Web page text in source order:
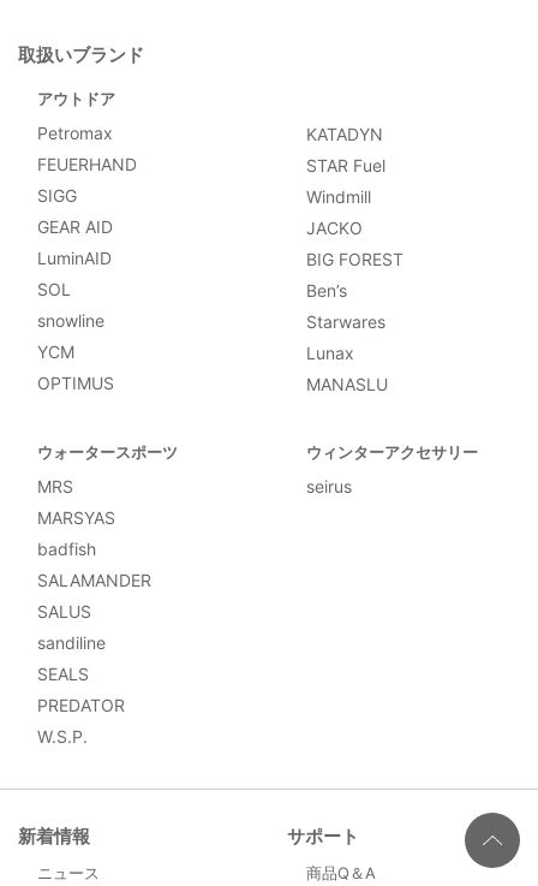
新着情報
ニュース
サポート
商品Q＆A
取扱いブランド
アウトドア
Petromax
FEUERHAND
SIGG
GEAR AID
LuminAID
SOL
snowline
YCM
OPTIMUS
KATADYN
STAR Fuel
Windmill
JACKO
BIG FOREST
Ben’s
Starwares
Lunax
MANASLU
ウォータースポーツ
MRS
MARSYAS
badfish
SALAMANDER
SALUS
sandiline
SEALS
PREDATOR
W.S.P.
ウィンターアクセサリー
seirus